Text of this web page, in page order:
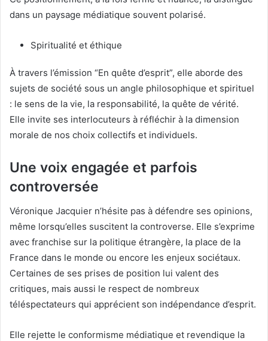
dans un paysage médiatique souvent polarisé.
Spiritualité et éthique
À travers l’émission “En quête d’esprit”, elle aborde des
sujets de société sous un angle philosophique et spirituel
: le sens de la vie, la responsabilité, la quête de vérité.
Elle invite ses interlocuteurs à réfléchir à la dimension
morale de nos choix collectifs et individuels.
Une voix engagée et parfois
controversée
Véronique Jacquier n’hésite pas à défendre ses opinions,
même lorsqu’elles suscitent la controverse. Elle s’exprime
avec franchise sur la politique étrangère, la place de la
France dans le monde ou encore les enjeux sociétaux.
Certaines de ses prises de position lui valent des
critiques, mais aussi le respect de nombreux
téléspectateurs qui apprécient son indépendance d’esprit.
Elle rejette le conformisme médiatique et revendique la